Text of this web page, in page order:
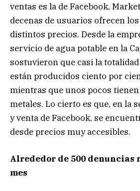
ventas es la de Facebook,
decenas de usuarios ofrecen
distintos precios. Desde la
servicio de agua potable en la
sostuvieron que casi la
están producidos ciento por
mientras que unos pocos
metales. Lo cierto es que, en la
y venta de Facebook, se
desde precios muy accesibles.
Alrededor de 500 denuncias
mes